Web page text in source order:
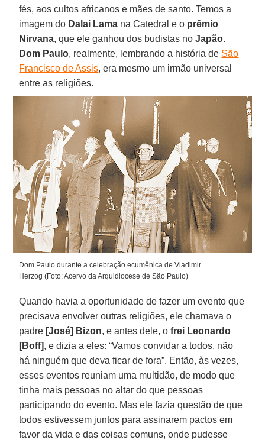
fés, aos cultos africanos e mães de santo. Temos a
imagem do Dalai Lama na Catedral e o prêmio
Nirvana, que ele ganhou dos budistas noJapão.
Dom Paulo, realmente, lembrando a história de São
Francisco de Assis, era mesmo um irmão universal
entre as religiões.
Dom Paulo durante a celebração ecumênica de Vladimir
Herzog (Foto: Acervo da Arquidiocese de São Paulo)
Quando havia a oportunidade de fazer um evento que
precisava envolver outras religiões, ele chamava o
padre [José] Bizon, e antes dele, ofrei Leonardo
[Boff], e dizia a eles: “Vamos convidar a todos, não
há ninguém que deva ficar de fora”. Então, às vezes,
esses eventos reuniam uma multidão, de modo que
tinha mais pessoas no altar do que pessoas
participando do evento. Mas ele fazia questão de que
todos estivessem juntos para assinarem pactos em
favor da vida e das coisas comuns, onde pudesse